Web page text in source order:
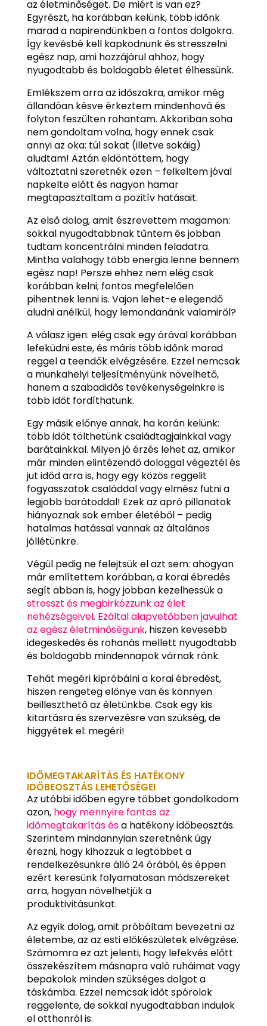
az életminőséget. De miért is van ez?
Egyrészt, ha korábban kelünk, több időnk
marad a napirendünkben a fontos dolgokra.
Így kevésbé kell kapkodnunk és stresszelni
egész nap, ami hozzájárul ahhoz, hogy
nyugodtabb és boldogabb életet élhessünk.
Emlékszem arra az időszakra, amikor még
állandóan késve érkeztem mindenhová és
folyton feszülten rohantam. Akkoriban soha
nem gondoltam volna, hogy ennek csak
annyi az oka: túl sokat (illetve sokáig)
aludtam! Aztán eldöntöttem, hogy
változtatni szeretnék ezen – felkeltem jóval
napkelte előtt és nagyon hamar
megtapasztaltam a pozitív hatásait.
Az első dolog, amit észrevettem magamon:
sokkal nyugodtabbnak tűntem és jobban
tudtam koncentrálni minden feladatra.
Mintha valahogy több energia lenne bennem
egész nap! Persze ehhez nem elég csak
korábban kelni; fontos megfelelően
pihentnek lenni is. Vajon lehet-e elegendő
aludni anélkül, hogy lemondanánk valamiről?
A válasz igen: elég csak egy órával korábban
lefeküdni este, és máris több időnk marad
reggel a teendők elvégzésére. Ezzel nemcsak
a munkahelyi teljesítményünk növelhető,
hanem a szabadidős tevékenységeinkre is
több időt fordíthatunk.
Egy másik előnye annak, ha korán kelünk:
több időt tölthetünk családtagjainkkal vagy
barátainkkal. Milyen jó érzés lehet az, amikor
már minden elintézendő dologgal végeztél és
jut időd arra is, hogy egy közös reggelit
fogyasszatok családdal vagy elmész futni a
legjobb barátoddal! Ezek az apró pillanatok
hiányoznak sok ember életéből – pedig
hatalmas hatással vannak az általános
jóllétünkre.
Végül pedig ne felejtsük el azt sem: ahogyan
már említettem korábban, a korai ébredés
segít abban is, hogy jobban kezelhessük a
stresszt és megbirkózzunk az élet
nehézségeivel. Ezáltal alapvetőbben javulhat
az egész életminőségünk, hiszen kevesebb
idegeskedés és rohanás mellett nyugodtabb
és boldogabb mindennapok várnak ránk.
Tehát megéri kipróbálni a korai ébredést,
hiszen rengeteg előnye van és könnyen
beilleszthető az életünkbe. Csak egy kis
kitartásra és szervezésre van szükség, de
higgyétek el: megéri!
IDŐMEGTAKARÍTÁS ÉS HATÉKONY
IDŐBEOSZTÁS LEHETŐSÉGEI
Az utóbbi időben egyre többet gondolkodom
azon, hogy mennyire fontos az
időmegtakarítás ésa hatékony időbeosztás.
Szerintem mindannyian szeretnénk úgy
érezni, hogy kihozzuk a legtöbbet a
rendelkezésünkre álló 24 órából, és éppen
ezért keresünk folyamatosan módszereket
arra, hogyan növelhetjük a
produktivitásunkat.
Az egyik dolog, amit próbáltam bevezetni az
életembe, az az esti előkészületek elvégzése.
Számomra ez azt jelenti, hogy lefekvés előtt
összekészítem másnapra való ruháimat vagy
bepakolok minden szükséges dolgot a
táskámba. Ezzel nemcsak időt spórolok
reggelente, de sokkal nyugodtabban indulok
el otthonról is.